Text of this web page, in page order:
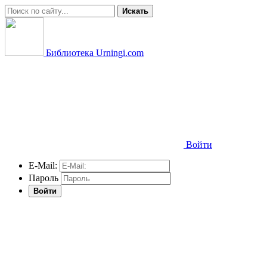
Искать
Библиотека Urningi.com
Войти
E-Mail:
Пароль
Войти